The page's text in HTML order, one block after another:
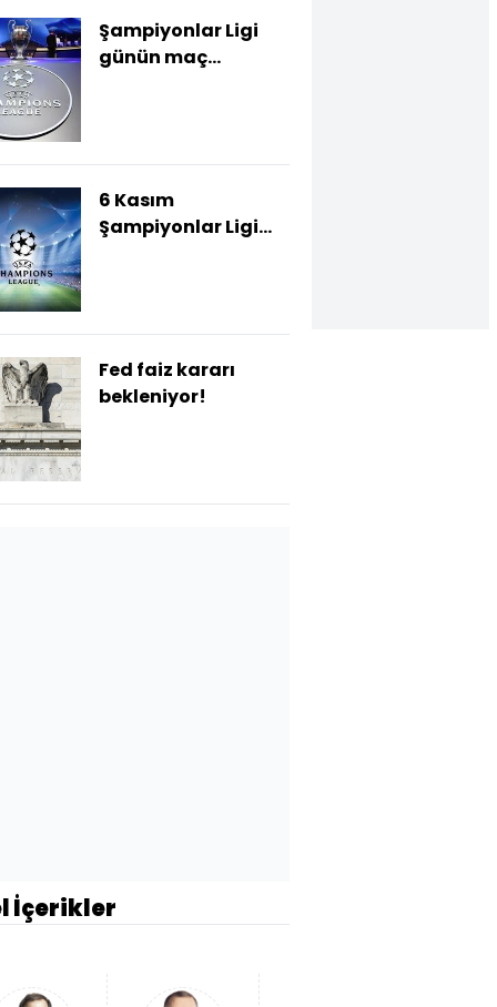
İçerikler
Şampiyonlar Ligi
günün maç
6 Kasım
Şampiyonlar Ligi
Fed faiz kararı
bekleniyor!